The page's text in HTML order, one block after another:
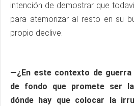
intención de demostrar que
para atemorizar al resto en su
propio declive.
—¿En este contexto de guerra
de fondo que promete ser
dónde hay que colocar la